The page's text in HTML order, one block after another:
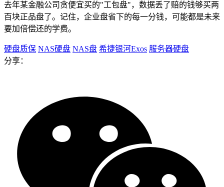
去年某金融公司贪便宜买的"工包盘"，数据丢了赔的钱够买两
百块正品盘了。记住，企业盘省下的每一分钱，可能都是未来
要加倍偿还的学费。
硬盘质保 NAS硬盘 NAS盘 希捷银河Exos 服务器硬盘
分享：